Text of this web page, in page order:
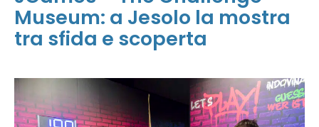
Museum: a Jesolo la mostra
tra sfida e scoperta